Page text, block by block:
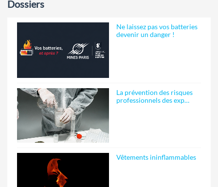
Dossiers
Ne laissez pas vos batteries
devenir un danger !
La prévention des risques
professionnels des exp…
Vêtements ininflammables